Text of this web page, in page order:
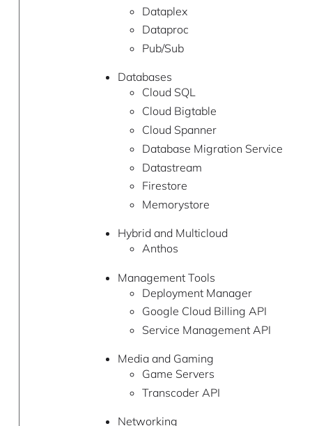
Dataplex
Dataproc
Pub/Sub
Databases
Cloud SQL
Cloud Bigtable
Cloud Spanner
Database Migration Service
Datastream
Firestore
Memorystore
Hybrid and Multicloud
Anthos
Management Tools
Deployment Manager
Google Cloud Billing API
Service Management API
Media and Gaming
Game Servers
Transcoder API
Networking